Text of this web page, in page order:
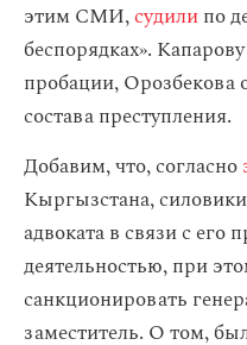
этим СМИ,судилипо
беспорядках».
пробации, Орозбекова
состава преступления.
Добавим, что, согласно
Кыргызстана,
адвоката в связи с его
деятельностью, при
санкционировать
заместитель. О том,